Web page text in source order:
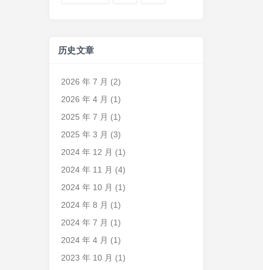
历史文章
2026 年 7 月 (2)
2026 年 4 月 (1)
2025 年 7 月 (1)
2025 年 3 月 (3)
2024 年 12 月 (1)
2024 年 11 月 (4)
2024 年 10 月 (1)
2024 年 8 月 (1)
2024 年 7 月 (1)
2024 年 4 月 (1)
2023 年 10 月 (1)